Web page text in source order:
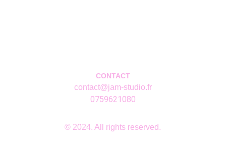
CONTACT
contact@jam-studio.fr
0759621080
© 2024. All rights reserved.